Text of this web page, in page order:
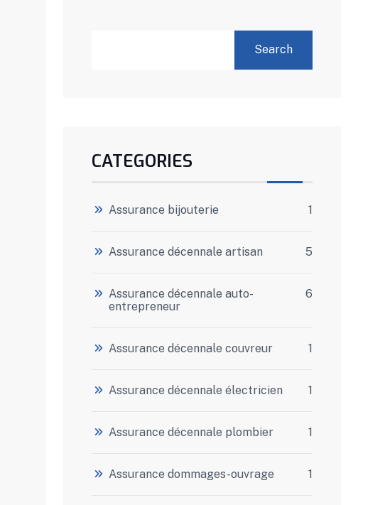
Search
CATEGORIES
Assurance bijouterie 1
Assurance décennale artisan 5
Assurance décennale auto-
entrepreneur
6
Assurance décennale couvreur 1
Assurance décennale électricien 1
Assurance décennale plombier 1
Assurance dommages-ouvrage 1